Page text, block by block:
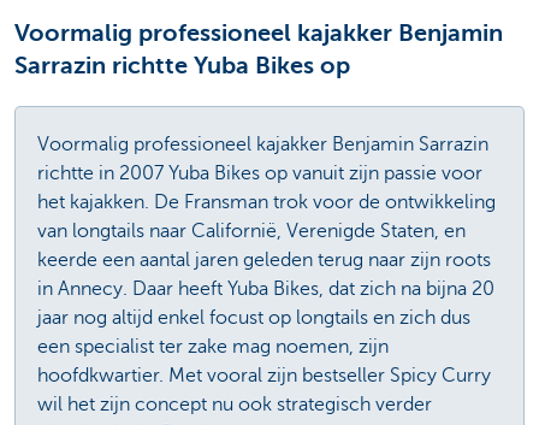
Voormalig professioneel kajakker Benjamin
Sarrazin richtte Yuba Bikes op
Voormalig professioneel kajakker Benjamin Sarrazin
richtte in 2007 Yuba Bikes op vanuit zijn passie voor
het kajakken. De Fransman trok voor de ontwikkeling
van longtails naar Californië, Verenigde Staten, en
keerde een aantal jaren geleden terug naar zijn roots
in Annecy. Daar heeft Yuba Bikes, dat zich na bijna 20
jaar nog altijd enkel focust op longtails en zich dus
een specialist ter zake mag noemen, zijn
hoofdkwartier. Met vooral zijn bestseller Spicy Curry
wil het zijn concept nu ook strategisch verder